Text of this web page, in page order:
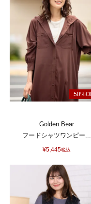
Golden Bear
フードシャツワンピー...
¥5,445税込